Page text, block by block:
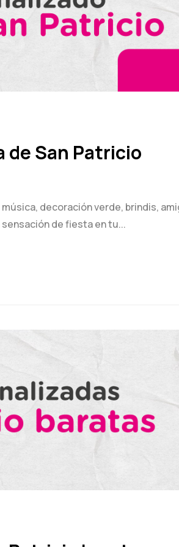
de San Patricio
decoración verde, brindis,
de fiesta en tu...